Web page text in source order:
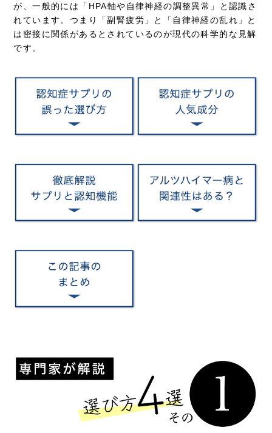
が、一般的には「HPA軸や自律神経の調整異常」と認識さ
れています。つまり「副腎疲労」と「自律神経の乱れ」と
は密接に関係があるとされているのが現代の科学的な見解
です。